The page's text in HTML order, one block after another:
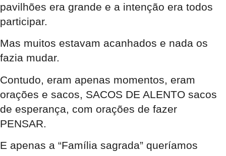
pavilhões era grande e a intenção era todos
participar.
Mas muitos estavam acanhados e nada os
fazia mudar.
Contudo, eram apenas momentos, eram
orações e sacos, SACOS DE ALENTO sacos
de esperança, com orações de fazer
PENSAR.
E apenas a “Família sagrada” queríamos